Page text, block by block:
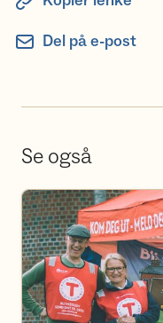
Del på e-post
Se også
Bli frivillig